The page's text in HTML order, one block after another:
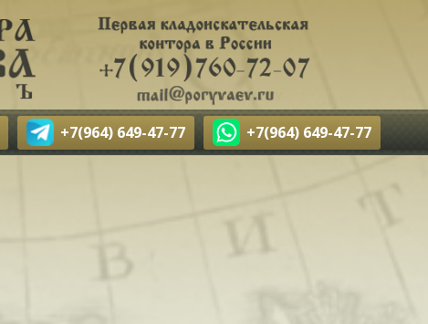
+7(964) 649-47-77 +7(964) 649-47-77